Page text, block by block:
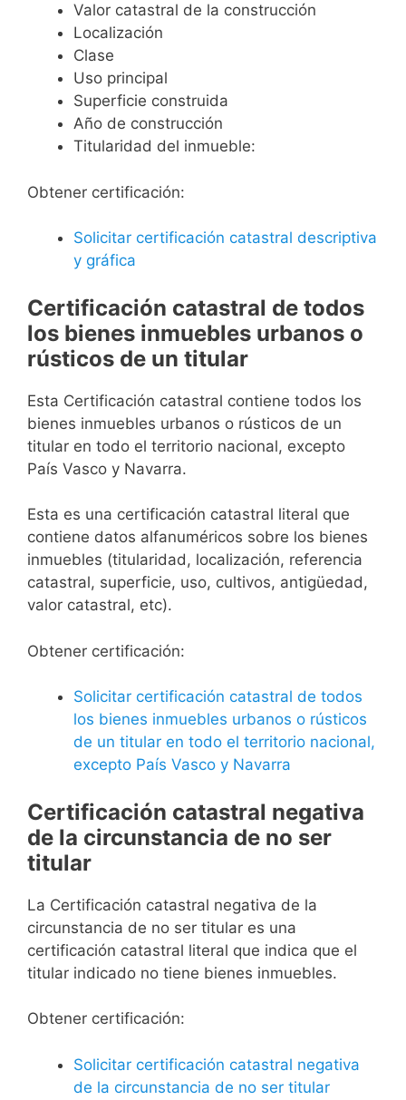
Valor catastral de la construcción
Localización
Clase
Uso principal
Superficie construida
Año de construcción
Titularidad del inmueble:
Obtener certificación:
Solicitar certificación catastral descriptiva
y gráfica
Certificación catastral de todos
los bienes inmuebles urbanos o
rústicos de un titular
Esta Certificación catastral contiene todos los
bienes inmuebles urbanos o rústicos de un
titular en todo el territorio nacional, excepto
País Vasco y Navarra.
Esta es una certificación catastral literal que
contiene datos alfanuméricos sobre los bienes
inmuebles (titularidad, localización, referencia
catastral, superficie, uso, cultivos, antigüedad,
valor catastral, etc).
Obtener certificación:
Solicitar certificación catastral de todos
los bienes inmuebles urbanos o rústicos
de un titular en todo el territorio nacional,
excepto País Vasco y Navarra
Certificación catastral negativa
de la circunstancia de no ser
titular
La Certificación catastral negativa de la
circunstancia de no ser titular es una
certificación catastral literal que indica que el
titular indicado no tiene bienes inmuebles.
Obtener certificación:
Solicitar certificación catastral negativa
de la circunstancia de no ser titular